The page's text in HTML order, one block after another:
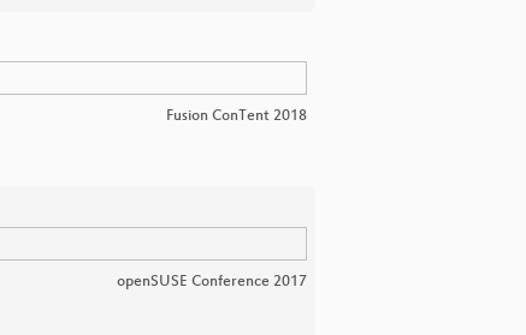
Fusion ConTent 2018
openSUSE Conference 2017